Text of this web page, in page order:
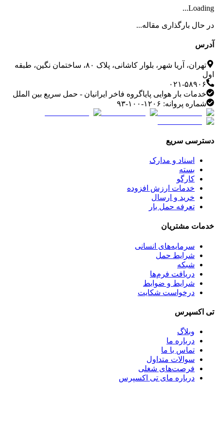
Loading...
در حال بارگذاری مقاله...
آدرس
تهران، آریا شهر، بلوار کاشانی، پلاک ۸۰، ساختمان نگین، طبقه
اول
۰۲۱-۵۸۹۰۶
خدمات بار هوایی پایاگروه فاخر ایرانیان - حمل سریع بین الملل
شماره پروانه: ۱۲۰۶-۱۰۰-۹۳
دسترسی سریع
اسناد و مدارک
بسته
کارگو
خدمات ارزش افزوده
خرید و ارسال
تعرفه حمل بار
خدمات مشتریان
سرمایه‌های انسانی
شرایط حمل
شبکه
دریافت فرم‌ها
شرایط و ضوابط
درخواست شکایت
تی اکسپرس
وبلاگ
درباره ما
تماس با ما
سوالات متداول
فرصت‌های شغلی
درباره مای تی اکسپرس